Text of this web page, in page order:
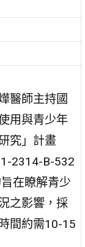
醫師主持國
用與青少年
究」計畫
2314-B-532
在瞭解青少
之影響，採
間約需10-15